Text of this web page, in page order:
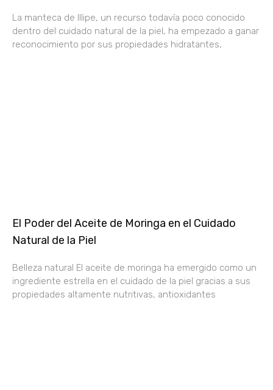
La manteca de Illipe, un recurso todavía poco conocido
dentro del cuidado natural de la piel, ha empezado a ganar
reconocimiento por sus propiedades hidratantes,
El Poder del Aceite de Moringa en el Cuidado
Natural de la Piel
Belleza natural El aceite de moringa ha emergido como un
ingrediente estrella en el cuidado de la piel gracias a sus
propiedades altamente nutritivas, antioxidantes